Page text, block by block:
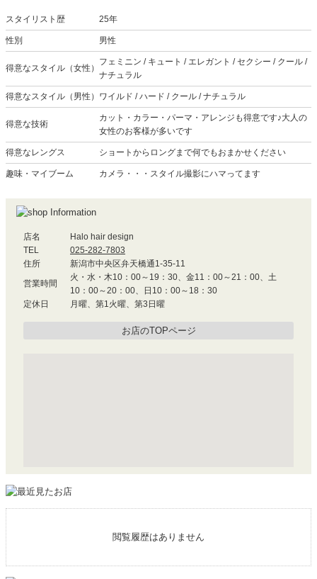
スタイリスト歴 25年
性別 男性
得意なスタイル（女性）
フェミニン / キュート / エレガント / セクシー / クール /
ナチュラル
得意なスタイル（男性） ワイルド / ハード / クール / ナチュラル
得意な技術
カット・カラー・パーマ・アレンジも得意です♪大人の
女性のお客様が多いです
得意なレングス ショートからロングまで何でもおまかせください
趣味・マイブーム カメラ・・・スタイル撮影にハマってます
店名
Halo hair design
TEL
025-282-7803
住所
新潟市中央区弁天橋通1-35-11
営業時間
火・水・木10：00～19：30、金11：00～21：00、土
10：00～20：00、日10：00～18：30
定休日
月曜、第1火曜、第3日曜
お店のTOPページ
閲覧履歴はありません